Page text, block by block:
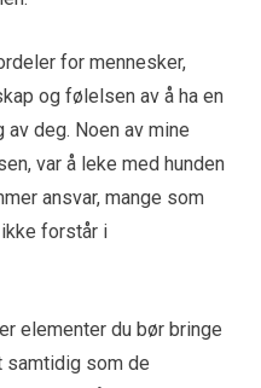
for mennesker,
og følelsen av å ha en
av deg. Noen av mine
var å leke med hunden
ansvar, mange som
forstår i
elementer du bør bringe
samtidig som de